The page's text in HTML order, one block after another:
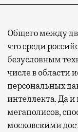
Общего между
что среди
безусловным
числе в области
персональных
интеллекта. Да
мегаполисов,
московскими